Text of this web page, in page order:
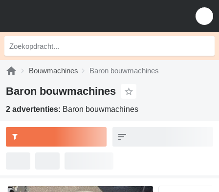
Bouwmachines Baron bouwmachines
Baron bouwmachines
2 advertenties: Baron bouwmachines